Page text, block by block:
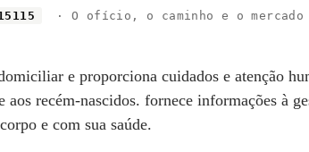
· O ofício, o caminho e o mercado
e proporciona cuidados e atenção
aos recém-nascidos. fornece informações à
e com sua saúde.